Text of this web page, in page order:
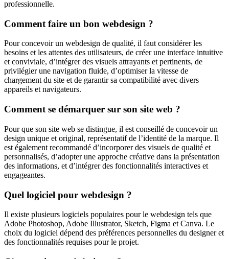
professionnelle.
Comment faire un bon webdesign ?
Pour concevoir un webdesign de qualité, il faut considérer les
besoins et les attentes des utilisateurs, de créer une interface intuitive
et conviviale, d’intégrer des visuels attrayants et pertinents, de
privilégier une navigation fluide, d’optimiser la vitesse de
chargement du site et de garantir sa compatibilité avec divers
appareils et navigateurs.
Comment se démarquer sur son site web ?
Pour que son site web se distingue, il est conseillé de concevoir un
design unique et original, représentatif de l’identité de la marque. Il
est également recommandé d’incorporer des visuels de qualité et
personnalisés, d’adopter une approche créative dans la présentation
des informations, et d’intégrer des fonctionnalités interactives et
engageantes.
Quel logiciel pour webdesign ?
Il existe plusieurs logiciels populaires pour le webdesign tels que
Adobe Photoshop, Adobe Illustrator, Sketch, Figma et Canva. Le
choix du logiciel dépend des préférences personnelles du designer et
des fonctionnalités requises pour le projet.